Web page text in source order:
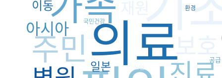
의료
주민
아시아
이동
일본 공급
노인
국민건강
환경